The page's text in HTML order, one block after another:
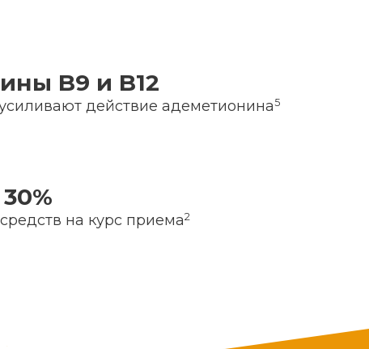
B9 и B12
действие адеметионина5
на курс приема2